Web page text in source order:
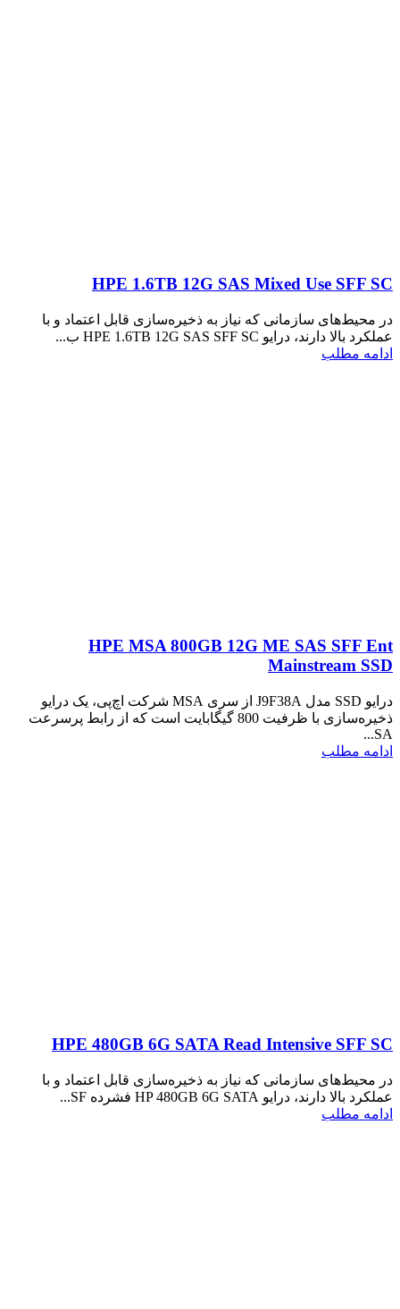
HPE 1.6TB 12G SAS Mixed Use SFF SC
در محیط‌های سازمانی که نیاز به ذخیره‌سازی قابل اعتماد و با
عملکرد بالا دارند، درایو HPE 1.6TB 12G SAS SFF SC ب...
ادامه مطلب
HPE MSA 800GB 12G ME SAS SFF Ent
Mainstream SSD
درایو SSD مدل J9F38A از سری MSA شرکت اچ‌پی، یک درایو
ذخیره‌سازی با ظرفیت 800 گیگابایت است که از رابط پرسرعت
SA...
ادامه مطلب
HPE 480GB 6G SATA Read Intensive SFF SC
در محیط‌های سازمانی که نیاز به ذخیره‌سازی قابل اعتماد و با
عملکرد بالا دارند، درایو HP 480GB 6G SATA فشرده SF...
ادامه مطلب